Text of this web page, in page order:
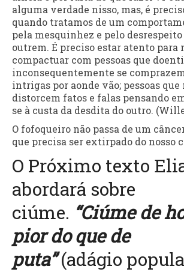
alguma verdade nisso, mas, é
quando tratamos de um
pela mesquinhez e pelo desrespeito
outrem. É preciso estar atento para
compactuar com pessoas que
inconsequentemente se
intrigas por aonde vão; pessoas
distorcem fatos e falas pensando
se à custa da desdita do outro.
O fofoqueiro não passa de um
que precisa ser extirpado do nosso
O Próximo texto
abordará sobre
ciúme. “Ciúme de
pior do que de
puta”(adágio